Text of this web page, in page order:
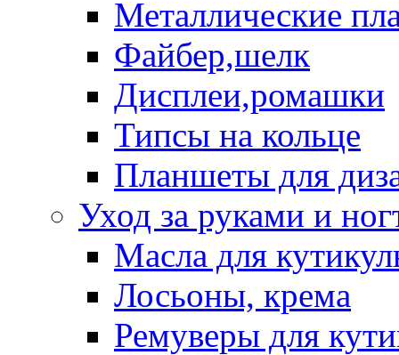
Металлические
Файбер,шелк
Дисплеи,ромашки
Типсы на кольце
Планшеты для
Уход за руками и
Масла для
Лосьоны, крема
Ремуверы для